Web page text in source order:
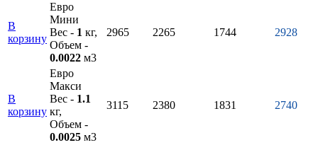
В
корзину
Евро
Мини
Вес - 1 кг,
Объем -
0.0022 м3
2965 2265 1744 2928
В
корзину
Евро
Макси
Вес - 1.1
кг,
Объем -
0.0025 м3
3115 2380 1831 2740